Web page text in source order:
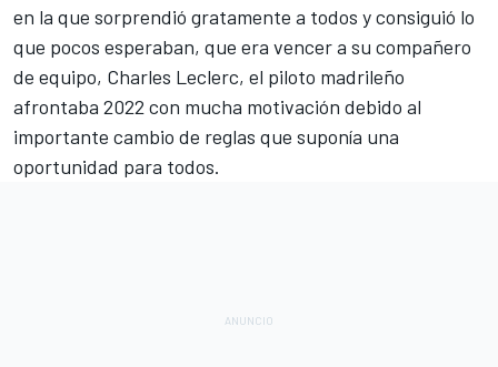
en la que sorprendió gratamente a todos y consiguió lo
que pocos esperaban, que era vencer a su compañero
de equipo, Charles Leclerc, el piloto madrileño
afrontaba 2022 con mucha motivación debido al
importante cambio de reglas que suponía una
oportunidad para todos.